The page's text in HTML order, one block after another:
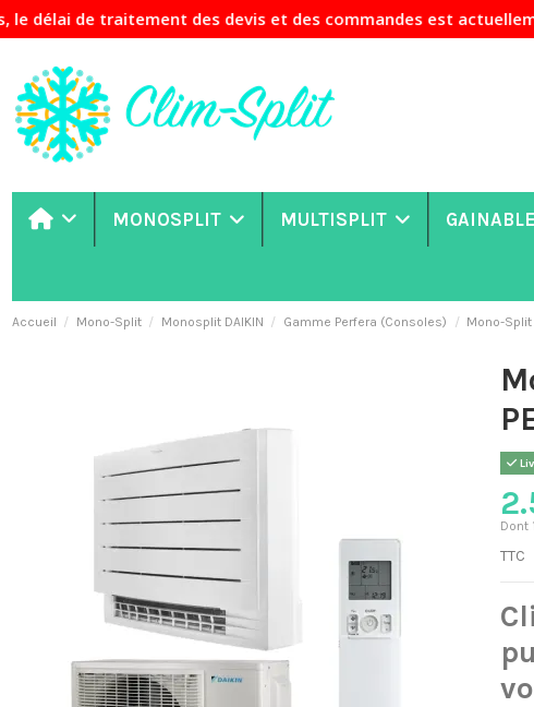
des devis et des commandes est actuellement
MONOSPLIT MULTISPLIT GAINABLE
Accueil Mono-Split Monosplit DAIKIN Gamme Perfera (Consoles) Mono-Split
Dont
TTC